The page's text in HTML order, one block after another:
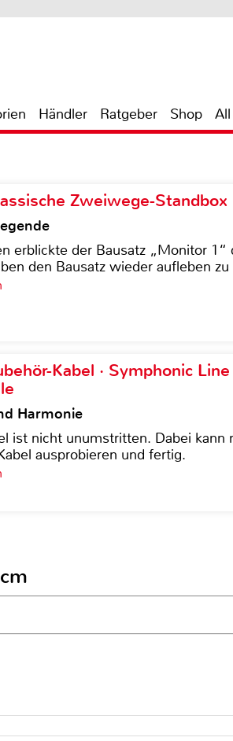
Händler Ratgeber Shop
Zweiwege-
erblickte der Bausatz „Monitor
den Bausatz wieder aufleben zu
Kabel · Symphonic
Harmonie
ist nicht unumstritten. Dabei kann
ausprobieren und fertig.